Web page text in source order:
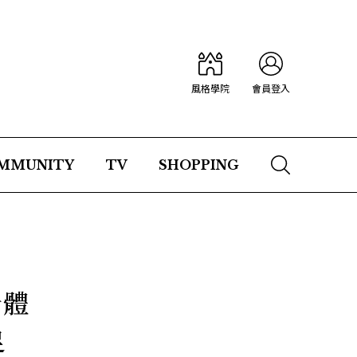
風格學院 會員登入
TV SHOPPING